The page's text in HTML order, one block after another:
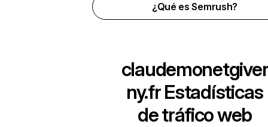
¿Qué es Semrush?
claudemonetgiver
ny.frEstadísticas
de tráfico web